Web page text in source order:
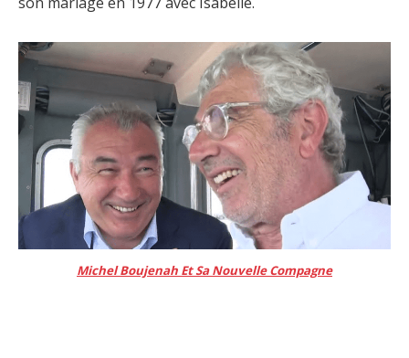
Michel Boujenah Et Sa Nouvelle Compagne